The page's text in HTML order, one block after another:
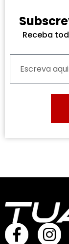
Receba